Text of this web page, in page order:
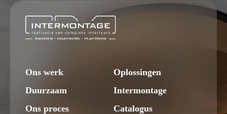
Ons werk
Oplossingen
Duurzaam
Intermontage
Ons proces
Catalogus